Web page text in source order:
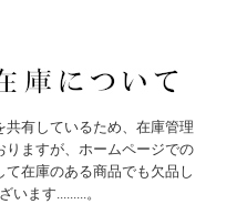
有しているため、在庫管理
りますが、ホームページでの
在庫のある商品でも欠品し
います.........。